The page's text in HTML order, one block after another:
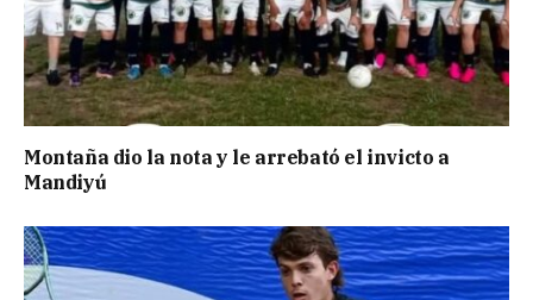
Montaña dio la nota y le arrebató el invicto a
Mandiyú